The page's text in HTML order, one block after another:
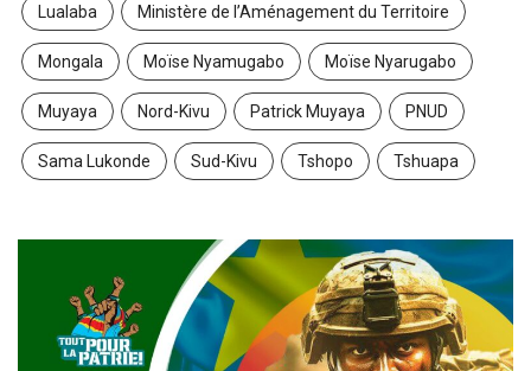
Lualaba Ministère de l’Aménagement du Territoire
Mongala Moïse Nyamugabo Moïse Nyarugabo
Muyaya Nord-Kivu Patrick Muyaya PNUD
Sama Lukonde Sud-Kivu Tshopo Tshuapa